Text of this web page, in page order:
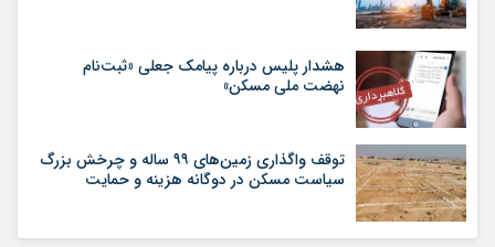
هشدار پلیس درباره پیامک جعلی «ثبت‌نام
نهضت ملی مسکن»
توقف واگذاری زمین‌های ۹۹ ساله و چرخش بزرگ
سیاست مسکن در دوگانه هزینه و حمایت